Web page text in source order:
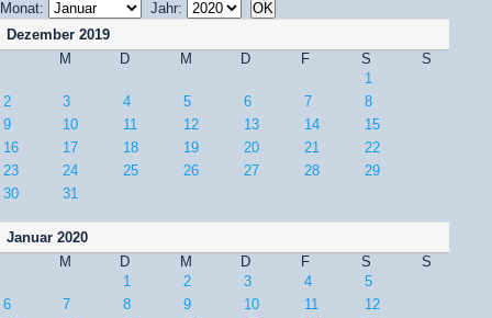
Monat:
Jahr:
Dezember 2019
M
D M D F S
S
1
2
3 4 5 6 7
8
9
10 11 12 13 14
15
16
17 18 19 20 21
22
23
24 25 26 27 28
29
30
31
Januar 2020
M
D M D F S
S
1
2 3 4
5
6
7 8 9 10 11
12